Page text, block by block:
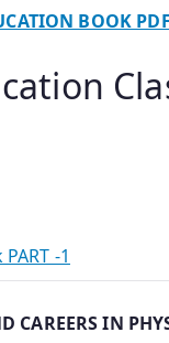
BOOK PDF
-1
CAREERS IN